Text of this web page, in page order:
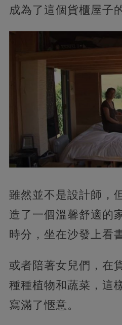
成為了這個貨櫃屋子
雖然並不是設計師，
造了一個溫馨舒適的
時分，坐在沙發上看
或者陪著女兒們，在
種種植物和蔬菜，這
寫滿了愜意。